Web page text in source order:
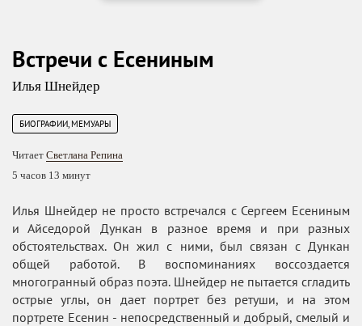
Встречи с Есениным
Илья Шнейдер
БИОГРАФИИ, МЕМУАРЫ
Читает Светлана Репина
5 часов 13 минут
Илья Шнейдер не просто встречался с Сергеем Есениным
и Айседорой Дункан в разное время и при разных
обстоятельствах. Он жил с ними, был связан с Дункан
общей работой. В воспоминаниях воссоздается
многогранный образ поэта. Шнейдер не пытается сгладить
острые углы, он дает портрет без ретуши, и на этом
портрете Есенин - непосредственный и добрый, смелый и